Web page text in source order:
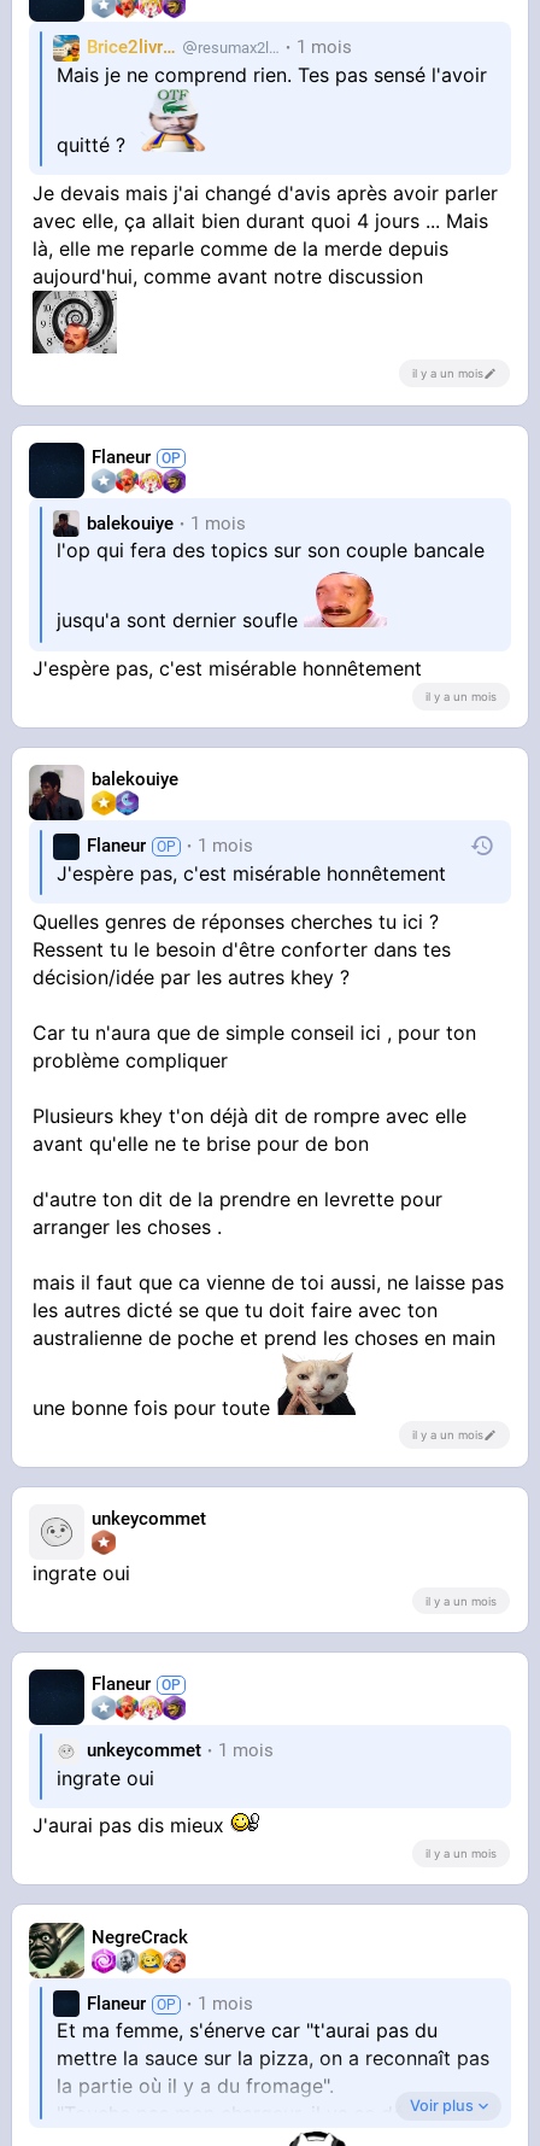
Brice2livres resumax2livres 1 mois
Mais je ne comprend rien. Tes pas sensé l'avoir
quitté ?
Je devais mais j'ai changé d'avis après avoir parler
avec elle, ça allait bien durant quoi 4 jours ... Mais
là, elle me reparle comme de la merde depuis
aujourd'hui, comme avant notre discussion
il y a un mois
Flaneur
balekouiye 1 mois
l'op qui fera des topics sur son couple bancale
jusqu'a sont dernier soufle
J'espère pas, c'est misérable honnêtement
il y a un mois
balekouiye
Flaneur 1 mois
J'espère pas, c'est misérable honnêtement
Quelles genres de réponses cherches tu ici ?
Ressent tu le besoin d'être conforter dans tes
décision/idée par les autres khey ?
Car tu n'aura que de simple conseil ici , pour ton
problème compliquer
Plusieurs khey t'on déjà dit de rompre avec elle
avant qu'elle ne te brise pour de bon
d'autre ton dit de la prendre en levrette pour
arranger les choses .
mais il faut que ca vienne de toi aussi, ne laisse pas
les autres dicté se que tu doit faire avec ton
australienne de poche et prend les choses en main
une bonne fois pour toute
il y a un mois
unkeycommet
ingrate oui
il y a un mois
Flaneur
unkeycommet 1 mois
ingrate oui
J'aurai pas dis mieux
il y a un mois
NegreCrack
Flaneur 1 mois
Et ma femme, s'énerve car "t'aurai pas du
mettre la sauce sur la pizza, on a reconnaît pas
la partie où il y a du fromage".
"Touche pas mon chargeur, il va se déconnecter
Voir plus